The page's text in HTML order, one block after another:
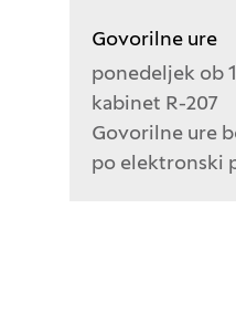
Govorilne ure
ponedeljek ob
kabinet R-207
Govorilne ure
po elektronski